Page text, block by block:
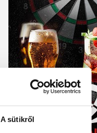
A sütikről